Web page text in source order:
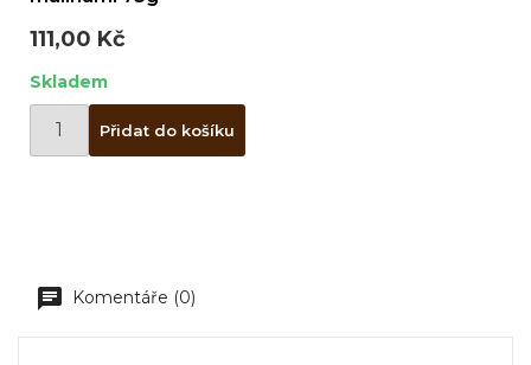
111,00 Kč
Skladem
Přidat do košíku
Komentáře (0)